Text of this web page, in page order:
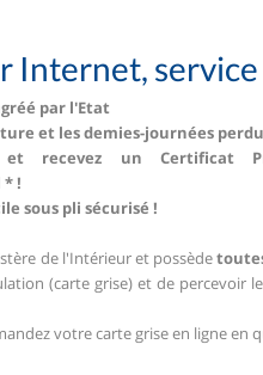
Internet,
par l'Etat
et les demies-journées
recevez un Certificat
!
sous pli sécurisé !
de l'Intérieur et possède
(carte grise) et de percevoir
votre carte grise en ligne en